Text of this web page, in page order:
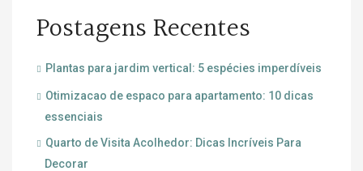
Postagens Recentes
Plantas para jardim vertical: 5 espécies imperdíveis
Otimizacao de espaco para apartamento: 10 dicas
essenciais
Quarto de Visita Acolhedor: Dicas Incríveis Para
Decorar